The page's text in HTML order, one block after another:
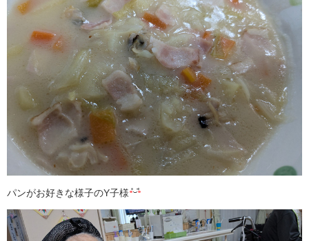
パンがお好きな様子のY子様